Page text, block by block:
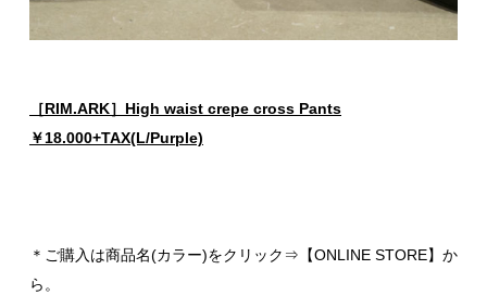
［RIM.ARK］High waist crepe cross Pants
￥18.000+TAX(L/Purple)
＊ご購入は商品名(カラー)をクリック⇒【ONLINE STORE】か
ら。